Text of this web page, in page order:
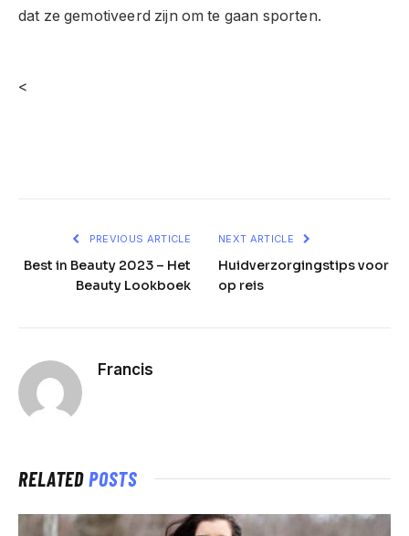
dat ze gemotiveerd zijn om te gaan sporten.
<
PREVIOUS ARTICLE
Best in Beauty 2023 – Het
Beauty Lookboek
NEXT ARTICLE
Huidverzorgingstips voor
op reis
Francis
RELATEDPOSTS